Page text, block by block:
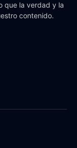
que la verdad y la
contenido.